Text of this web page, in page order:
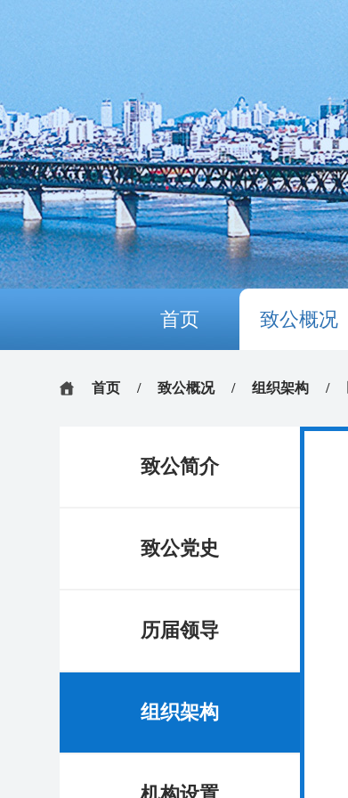
首页 致公概况
首页 / 致公概况 / 组织架构 /
致公简介
致公党史
历届领导
组织架构